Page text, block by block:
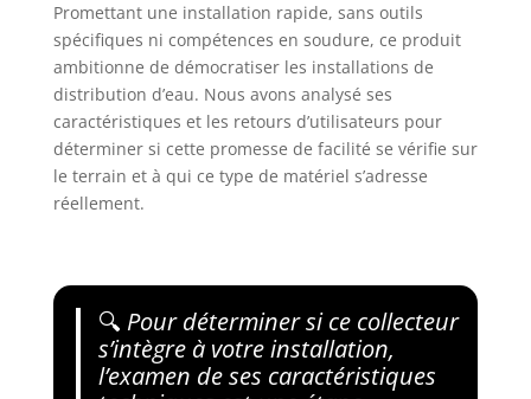
Promettant une installation rapide, sans outils
spécifiques ni compétences en soudure, ce produit
ambitionne de démocratiser les installations de
distribution d’eau. Nous avons analysé ses
caractéristiques et les retours d’utilisateurs pour
déterminer si cette promesse de facilité se vérifie sur
le terrain et à qui ce type de matériel s’adresse
réellement.
🔍 Pour déterminer si ce collecteur
s’intègre à votre installation,
l’examen de ses caractéristiques